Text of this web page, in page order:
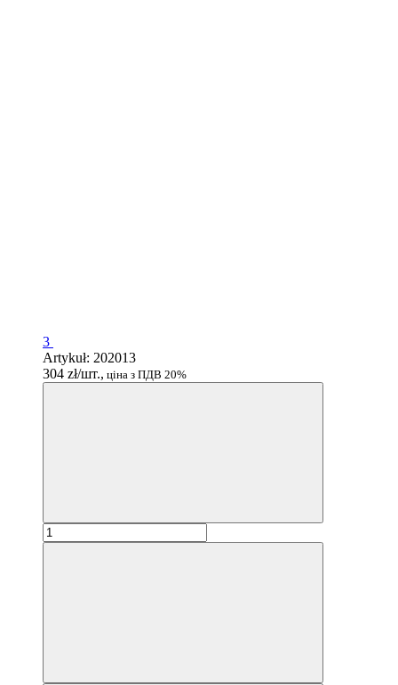
3
Artykuł: 202013
304 zł/шт., ціна з ПДВ 20%